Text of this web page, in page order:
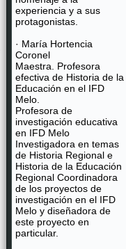
experiencia y a sus
protagonistas.
· María Hortencia
Coronel
Maestra. Profesora
efectiva de Historia de la
Educación en el IFD
Melo.
Profesora de
investigación educativa
en IFD Melo
Investigadora en temas
de Historia Regional e
Historia de la Educación
Regional Coordinadora
de los proyectos de
investigación en el IFD
Melo y diseñadora de
este proyecto en
particular.